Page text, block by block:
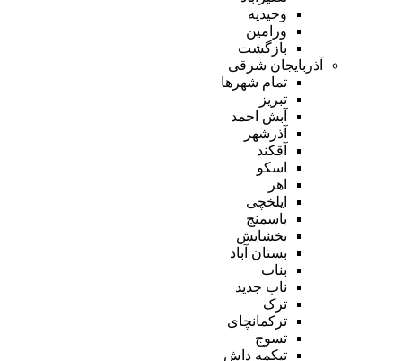
وحیدیه
ورامین
بازگشت
آذربایجان شرقی
تمام شهر‌ها
تبریز
آبش احمد
آذرشهر
آقکند
اسکو
اهر
ایلخچی
باسمنج
بخشایش
بستان آباد
بناب
ناب جدید
ترک
ترکمانچای
تسوج
تیکمه داش